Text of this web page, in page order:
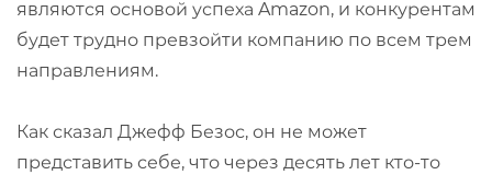
являются основой успеха Amazon, и конкурентам
будет трудно превзойти компанию по всем трем
направлениям.
Как сказал Джефф Безос, он не может
представить себе, что через десять лет кто-то